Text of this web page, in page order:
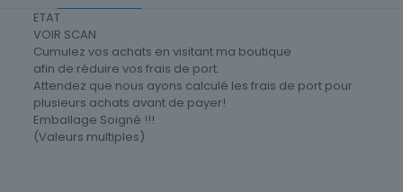
ETAT
VOIR SCAN
Cumulez vos achats en visitant ma boutique
afin de réduire vos frais de port.
Attendez que nous ayons calculé les frais de port pour
plusieurs achats avant de payer!
Emballage Soigné !!!
(Valeurs multiples)